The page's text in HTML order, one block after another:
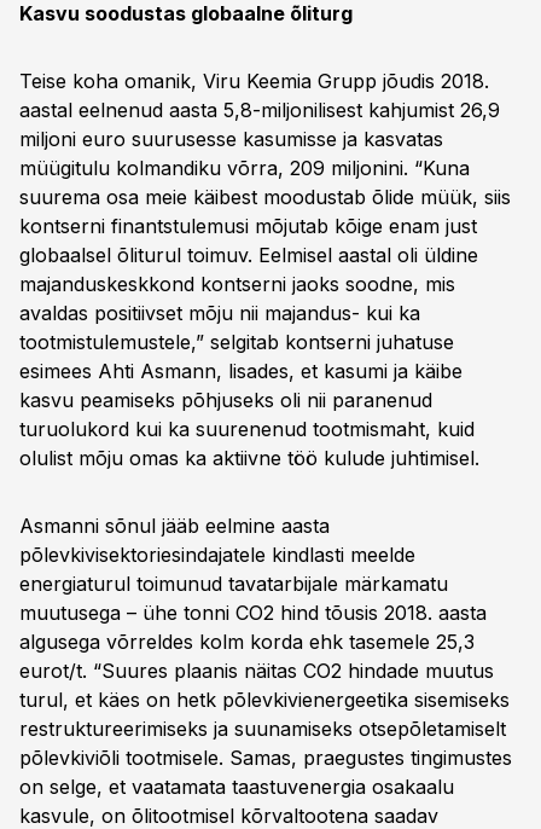
Kasvu soodustas globaalne õliturg
Teise koha omanik, Viru Keemia Grupp jõudis 2018.
aastal eelnenud aasta 5,8-miljonilisest kahjumist 26,9
miljoni euro suurusesse kasumisse ja kasvatas
müügitulu kolmandiku võrra, 209 miljonini. “Kuna
suurema osa meie käibest moodustab õlide müük, siis
kontserni finantstulemusi mõjutab kõige enam just
globaalsel õliturul toimuv. Eelmisel aastal oli üldine
majanduskeskkond kontserni jaoks soodne, mis
avaldas positiivset mõju nii majandus- kui ka
tootmistulemustele,” selgitab kontserni juhatuse
esimees Ahti Asmann, lisades, et kasumi ja käibe
kasvu peamiseks põhjuseks oli nii paranenud
turuolukord kui ka suurenenud tootmismaht, kuid
olulist mõju omas ka aktiivne töö kulude juhtimisel.
Asmanni sõnul jääb eelmine aasta
põlevkivisektoriesindajatele kindlasti meelde
energiaturul toimunud tavatarbijale märkamatu
muutusega – ühe tonni CO2 hind tõusis 2018. aasta
algusega võrreldes kolm korda ehk tasemele 25,3
eurot/t. “Suures plaanis näitas CO2 hindade muutus
turul, et käes on hetk põlevkivienergeetika sisemiseks
restruktureerimiseks ja suunamiseks otsepõletamiselt
põlevkiviõli tootmisele. Samas, praegustes tingimustes
on selge, et vaatamata taastuvenergia osakaalu
kasvule, on õlitootmisel kõrvaltootena saadav